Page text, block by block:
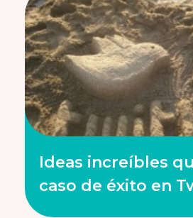
Ideas increíbles
caso de éxito en